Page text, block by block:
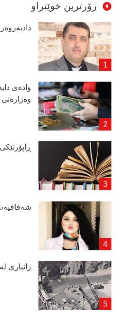
زۆرترین خوێنراو
وادەی
زانیاری